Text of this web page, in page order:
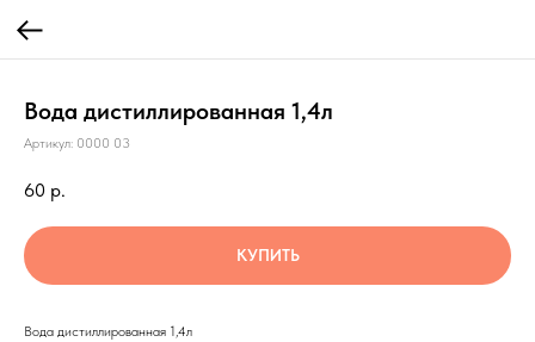
Вода дистиллированная 1,4л
Артикул: 0000 03
60 р.
КУПИТЬ
Вода дистиллированная 1,4л